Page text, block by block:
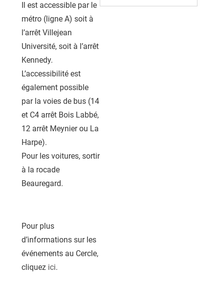
Il est accessible par le
métro (ligne A) soit à
l’arrêt Villejean
Université, soit à l’arrêt
Kennedy.
L’accessibilité est
également possible
par la voies de bus (14
et C4 arrêt Bois Labbé,
12 arrêt Meynier ou La
Harpe).
Pour les voitures, sortir
à la rocade
Beauregard.
Pour plus
d’informations sur les
événements au Cercle,
cliquez ici.